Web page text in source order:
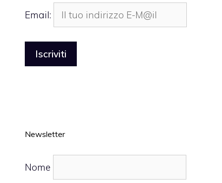
Email:
Newsletter
Nome